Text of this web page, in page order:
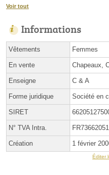
Voir tout
Informations
Vêtements Femmes
En vente Chapeaux,
Enseigne C & A
Forme juridique Société en
SIRET
N° TVA Intra.
Création 1 février
Éditer